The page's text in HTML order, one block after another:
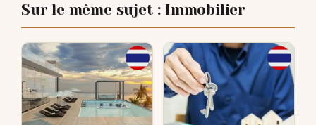
Sur le même sujet : Immobilier